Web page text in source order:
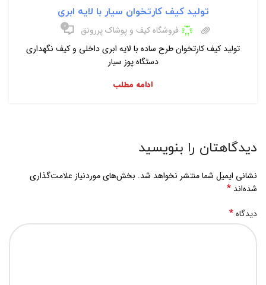
تولید کیف کارتخوان سیار با لایه ابری
فروشگاه کیف و پوشاک پررونق ۰
تولید کیف کارتخوان طرح ساده با لایه ابری داخلی و کیف نگهداری
دستگاه پوز سیار
ادامه مطلب
دیدگاهتان را بنویسید
نشانی ایمیل شما منتشر نخواهد شد. بخش‌های موردنیاز علامت‌گذاری
شده‌اند *
دیدگاه*